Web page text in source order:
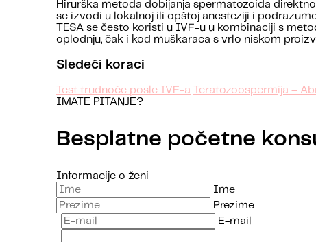
Hirurška metoda dobijanja spermatozoida
se izvodi u lokalnoj ili opštoj anesteziji i
TESA se često koristi u IVF-u u kombinaciji s
oplodnju, čak i kod muškaraca s vrlo niskom
Sledeći koraci
Test trudnoće posle IVF-a
Teratozoospermija –
IMATE PITANJE?
Besplatne početne
Informacije o ženi
Ime
Prezime
E-mail